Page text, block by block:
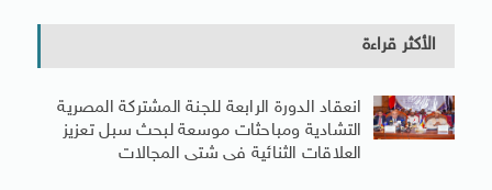
الأكثر قراءة
انعقاد الدورة الرابعة للجنة المشتركة المصرية
التشادية ومباحثات موسعة لبحث سبل تعزيز
العلاقات الثنائية فى شتى المجالات